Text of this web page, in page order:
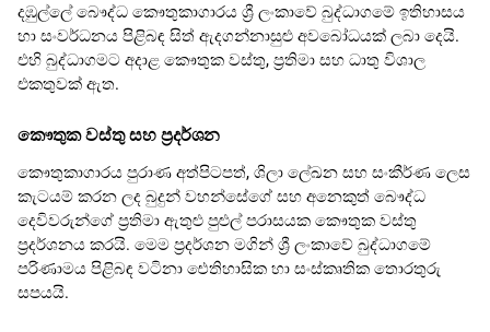
දඹුල්ලේ බෞද්ධ කෞතුකාගාරය ශ්‍රී ලංකාවේ බුද්ධාගමේ ඉතිහාසය
හා සංවර්ධනය පිළිබඳ සිත් ඇදගන්නාසුළු අවබෝධයක් ලබා දෙයි.
එහි බුද්ධාගමට අදාළ කෞතුක වස්තු, ප්‍රතිමා සහ ධාතු විශාල
එකතුවක් ඇත.
කෞතුක වස්තු සහ ප්‍රදර්ශන
කෞතුකාගාරය පුරාණ අත්පිටපත්, ශිලා ලේඛන සහ සංකීර්ණ ලෙස
කැටයම් කරන ලද බුදුන් වහන්සේගේ සහ අනෙකුත් බෞද්ධ
දෙවිවරුන්ගේ ප්‍රතිමා ඇතුළු පුළුල් පරාසයක කෞතුක වස්තු
ප්‍රදර්ශනය කරයි. මෙම ප්‍රදර්ශන මගින් ශ්‍රී ලංකාවේ බුද්ධාගමේ
පරිණාමය පිළිබඳ වටිනා ඓතිහාසික හා සංස්කෘතික තොරතුරු
සපයයි.